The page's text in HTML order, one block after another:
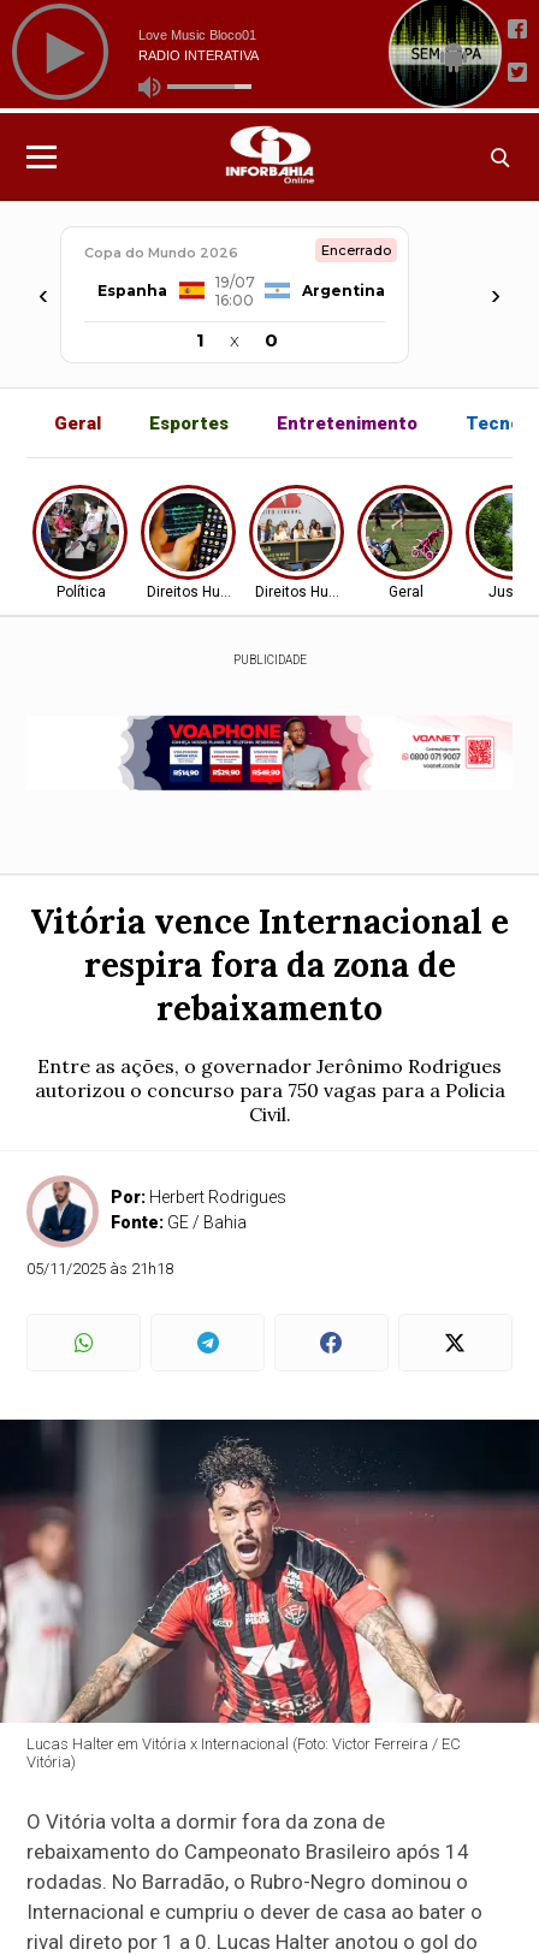
‹
Copa do Mundo 2026 Encerrado
Espanha
19/07
16:00
Argentina
1 x 0
›
Geral Esportes Entretenimento
Política Direitos HumanosDireitos Humanos Geral Justiça
PUBLICIDADE
Vitória vence Internacional e
respira fora da zona de
rebaixamento
Entre as ações, o governador Jerônimo Rodrigues
autorizou o concurso para 750 vagas para a Policia
Civil.
Por: Herbert Rodrigues
Fonte: GE / Bahia
05/11/2025 às 21h18
Lucas Halter em Vitória x Internacional (Foto: Victor Ferreira / EC
Vitória)
O Vitória volta a dormir fora da zona de
rebaixamento do Campeonato Brasileiro após 14
rodadas. No Barradão, o Rubro-Negro dominou o
Internacional e cumpriu o dever de casa ao bater o
rival direto por 1 a 0. Lucas Halter anotou o gol do